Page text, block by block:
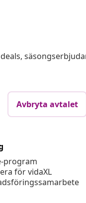
Avbryta avtalet
program
för vidaXL